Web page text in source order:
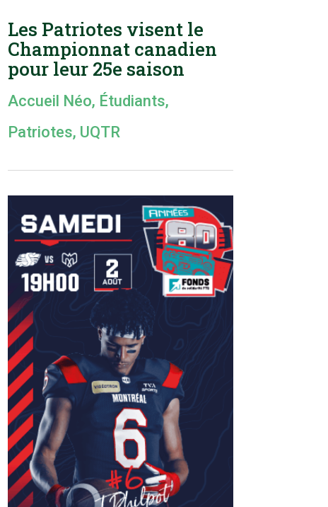
Les Patriotes visent le
Championnat canadien
pour leur 25e saison
Accueil Néo, Étudiants,
Patriotes, UQTR